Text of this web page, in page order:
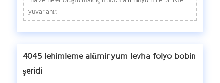
yuvarlanır.
4045 lehimleme alüminyum levha folyo bobin
şeridi